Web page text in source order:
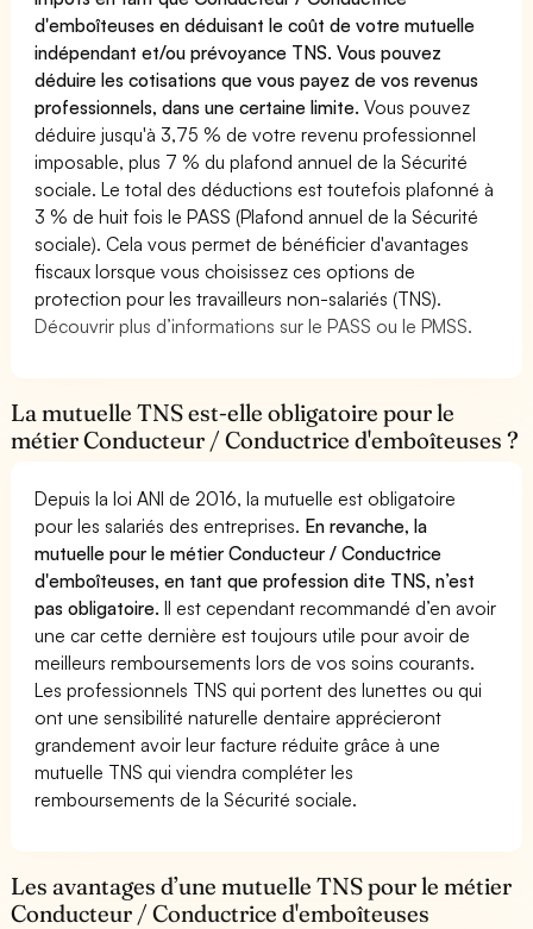
d'emboîteuses en déduisant le coût de votre mutuelle
indépendant et/ou prévoyance TNS. Vous pouvez
déduire les cotisations que vous payez de vos revenus
professionnels, dans une certaine limite.Vous pouvez
déduire jusqu'à 3,75 % de votre revenu professionnel
imposable, plus 7 % du plafond annuel de la Sécurité
sociale. Le total des déductions est toutefois plafonné à
3 % de huit fois le PASS (Plafond annuel de la Sécurité
sociale). Cela vous permet de bénéficier d'avantages
fiscaux lorsque vous choisissez ces options de
protection pour les travailleurs non-salariés (TNS).
Découvrir plus d’informations sur le PASS ou le PMSS.
La mutuelle TNS est-elle obligatoire pour le
métier Conducteur / Conductrice d'emboîteuses ?
Depuis la loi ANI de 2016, la mutuelle est obligatoire
pour les salariés des entreprises. En revanche, la
mutuelle pour le métier Conducteur / Conductrice
d'emboîteuses, en tant que profession dite TNS, n’est
pas obligatoire.Il est cependant recommandé d’en avoir
une car cette dernière est toujours utile pour avoir de
meilleurs remboursements lors de vos soins courants.
Les professionnels TNS qui portent des lunettes ou qui
ont une sensibilité naturelle dentaire apprécieront
grandement avoir leur facture réduite grâce à une
mutuelle TNS qui viendra compléter les
remboursements de la Sécurité sociale.
Les avantages d’une mutuelle TNS pour le métier
Conducteur / Conductrice d'emboîteuses